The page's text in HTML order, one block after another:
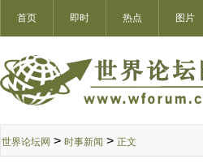
首页 即时 热点 图片
世界论坛网 > 时事新闻 > 正文